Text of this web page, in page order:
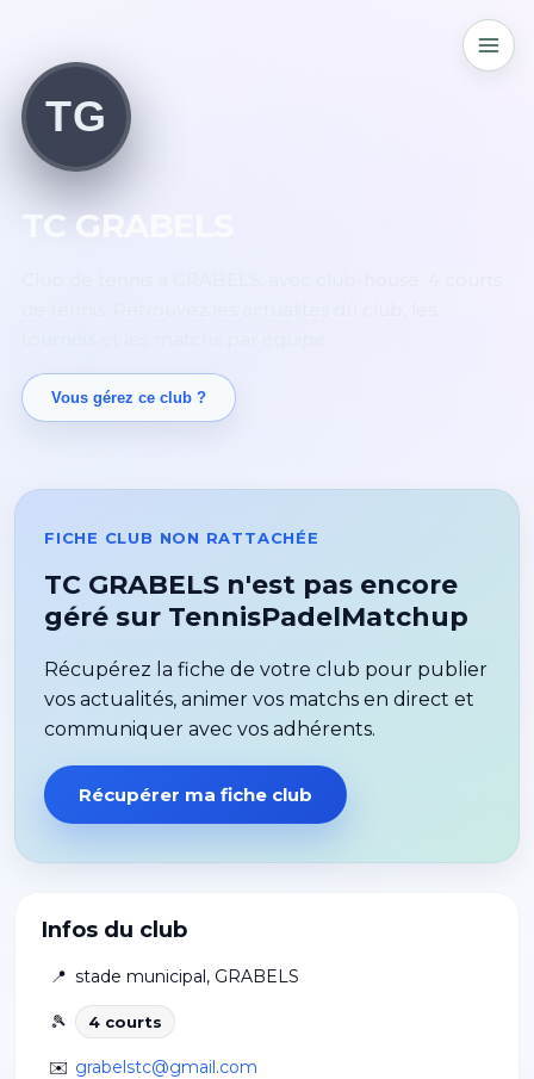
TG
TC GRABELS
Vous gérez ce club ?
Infos du club
📍 stade municipal, GRABELS
🎾 4 courts
✉️ grabelstc@gmail.com
FICHE CLUB NON RATTACHÉE
TC GRABELS n'est pas encore
géré sur TennisPadelMatchup
Récupérez la fiche de votre club pour publier
vos actualités, animer vos matchs en direct et
communiquer avec vos adhérents.
Récupérer ma fiche club